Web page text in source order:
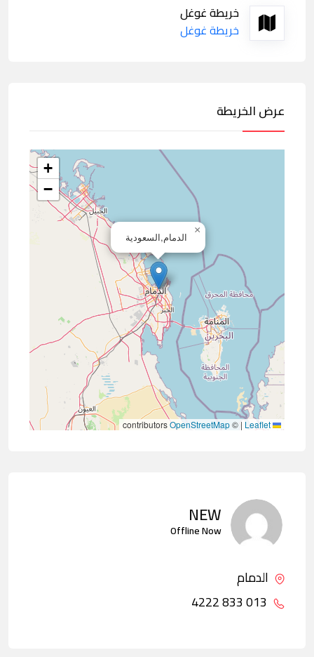
خريطة غوغل
خريطة غوغل
عرض الخريطة
الدمام,السعودية
×
+
−
|
©
OpenStreetMap
NEW
Offline Now
الدمام